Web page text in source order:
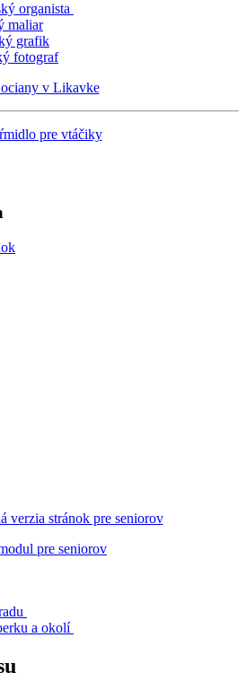
organista
maliar
grafik
fotograf
v Likavke
pre vtáčiky
verzia stránok pre seniorov
a okolí